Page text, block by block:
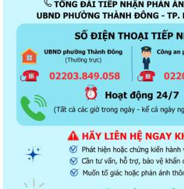
Thông báo về chương trình thu hồi để kiểm
dòng xe mô tô Honda CB1000...
Kết quả Kỳ họp thứ 3 HĐND thành phố Hải
2021 - 2026
Khai thác tài liệu số và Chatbox AI trợi giúp
Đẩy mạnh tuyên truyền thực hiện Chương trình
ủy về xây dựng và hoàn thiện nhà...
Tăng cường các giải pháp đấu tranh, ngăn
phạm quyền sở hữu trí tuệ trên...
Ủy ban nhân dân phường Thành Đông thông